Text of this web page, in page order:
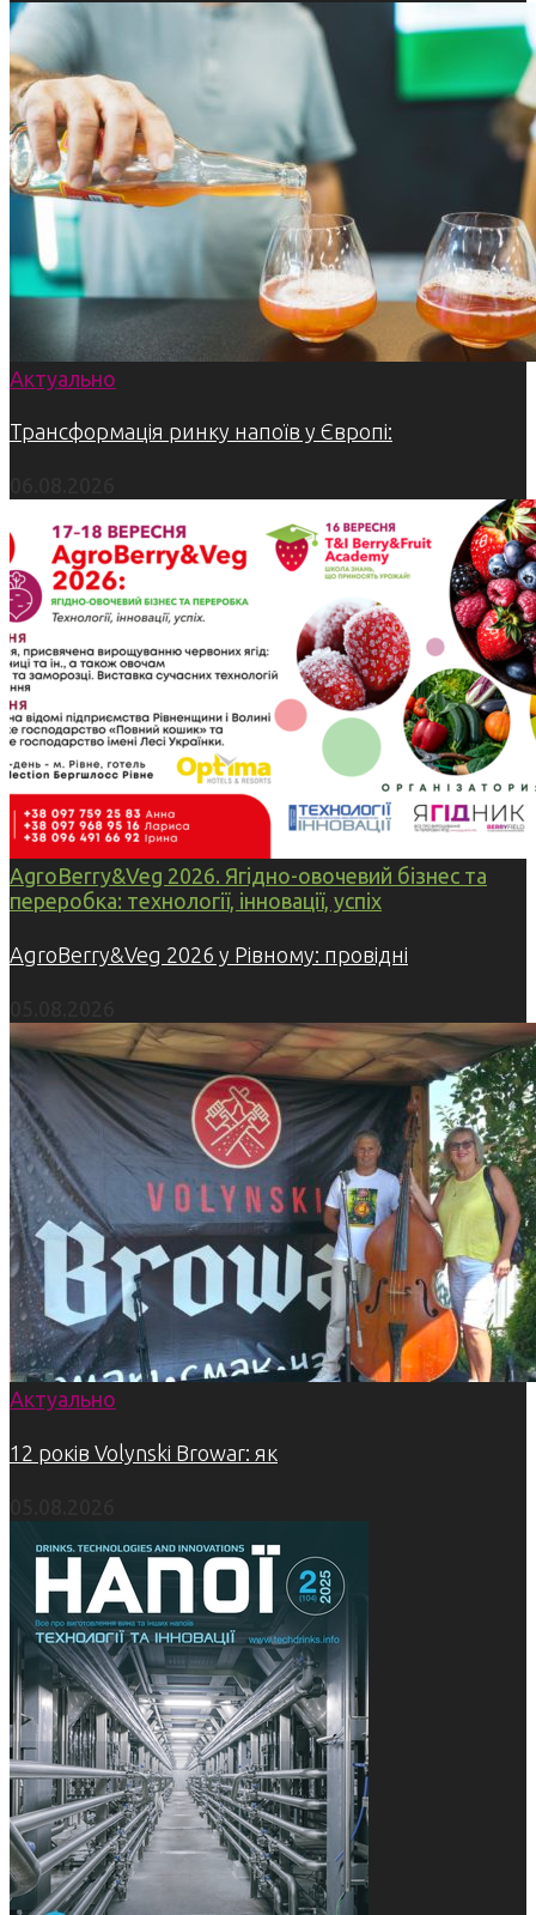
Актуально
Трансформація ринку напоїв у Європі:
AgroBerry&Veg 2026. Ягідно-овочевий бізнес та
переробка: технології, інновації, успіх
AgroBerry&Veg 2026 у Рівному: провідні
Актуально
12 років Volynski Browar: як